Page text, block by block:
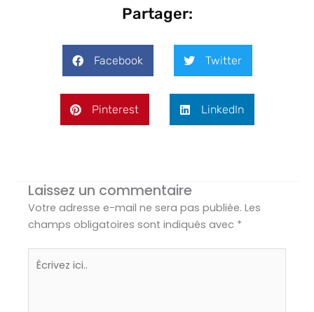
Partager:
Facebook Twitter
Pinterest LinkedIn
Laissez un commentaire
Votre adresse e-mail ne sera pas publiée. Les
champs obligatoires sont indiqués avec *
ici..